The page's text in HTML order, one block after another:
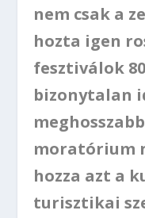
nem csak a
hozta igen
fesztiválok
bizonytalan
moratórium
hozza azt a
turisztikai